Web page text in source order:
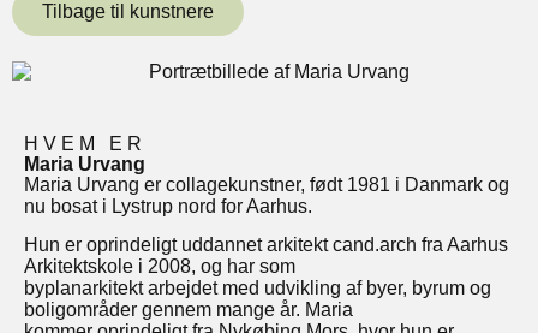
Tilbage til kunstnere
HVEM ER
Maria Urvang
Maria Urvang er collagekunstner, født 1981 i Danmark og
nu bosat i Lystrup nord for Aarhus.
Hun er oprindeligt uddannet arkitekt cand.arch fra Aarhus
Arkitektskole i 2008, og har som
byplanarkitekt arbejdet med udvikling af byer, byrum og
boligområder gennem mange år. Maria